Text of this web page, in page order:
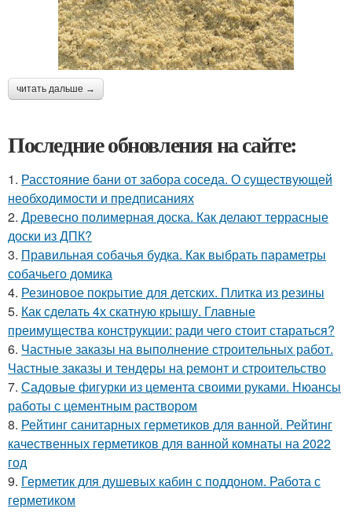
читать дальше →
Последние обновления на сайте:
1. Расстояние бани от забора соседа. О существующей
необходимости и предписаниях
2. Древесно полимерная доска. Как делают террасные
доски из ДПК?
3. Правильная собачья будка. Как выбрать параметры
собачьего домика
4. Резиновое покрытие для детских. Плитка из резины
5. Как сделать 4х скатную крышу. Главные
преимущества конструкции: ради чего стоит стараться?
6. Частные заказы на выполнение строительных работ.
Частные заказы и тендеры на ремонт и строительство
7. Садовые фигурки из цемента своими руками. Нюансы
работы с цементным раствором
8. Рейтинг санитарных герметиков для ванной. Рейтинг
качественных герметиков для ванной комнаты на 2022
год
9. Герметик для душевых кабин с поддоном. Работа с
герметиком